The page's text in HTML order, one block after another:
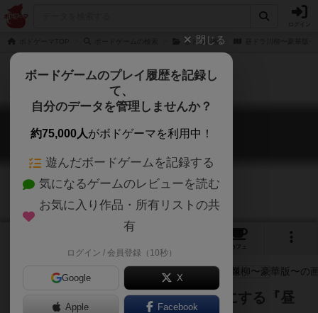
昼ドラ川柳
昼ドラ川柳〜豪華版〜
Hirudora Senryu Goka ban
カフェ
愛憎渦巻く“昼ドラ”の世界を川柳にする『昼
閉じる
ボードゲームのプレイ履歴を記録し
て、
自分のデータを管理しませんか？
約75,000人がボドゲーマを利用中！
遊んだボードゲームを記録する
気になるゲームのレビューを読む
お気に入り作品・所有リストの共
有
ログイン / 会員登録（10秒）
Google X
Apple Facebook